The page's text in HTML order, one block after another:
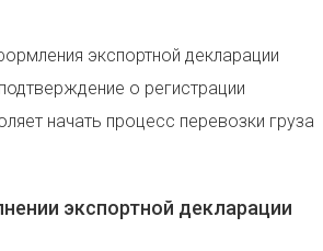
экспортной декларации
о регистрации
начать процесс перевозки груза
экспортной декларации